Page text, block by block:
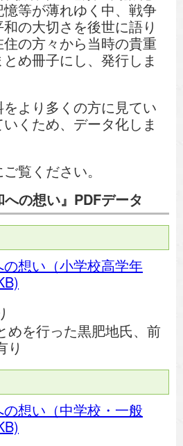
等が薄れゆく中、戦争
の大切さを後世に語り
の方々から当時の貴重
め冊子にし、発行しま
より多くの方に見てい
くため、データ化しま
覧ください。
への想い』PDFデータ
想い（小学校高学年
めを行った黒肥地氏、前
り
想い（中学校・一般